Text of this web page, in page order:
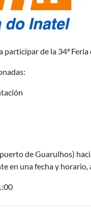
34ª Feria de
participar de la 34ª
de Guarulhos)
en una fecha y horario,